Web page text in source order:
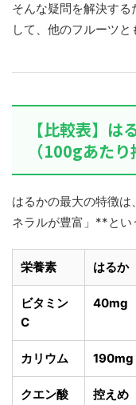
そんな疑問を解決す
して、他のフルーツと
【比較表】は
（100gあたり
はるかの最大の特徴
ネラルが豊富」**とい
栄養素 はるか
ビタミン
C
40mg
カリウム 190mg
クエン酸 控えめ